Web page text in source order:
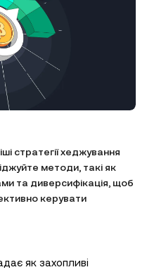
стратегії хеджування
методи, такі як
та диверсифікація, щоб
керувати
як захопливі